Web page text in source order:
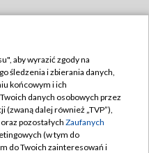
TVP
aby wyrazić zgody na
śledzenia i zbierania danych,
końcowym i ich
danych osobowych przez
(zwaną dalej również „TVP”),
oraz pozostałych Zaufanych
(w tym do
do Twoich zainteresowań i